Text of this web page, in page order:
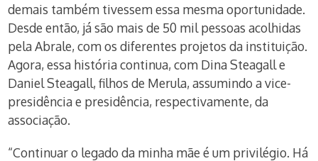
demais também tivessem essa mesma oportunidade.
Desde então, já são mais de 50 mil pessoas acolhidas
pela Abrale, com os diferentes projetos da instituição.
Agora, essa história continua, com Dina Steagall e
Daniel Steagall, filhos de Merula, assumindo a vice-
presidência e presidência, respectivamente, da
associação.
“Continuar o legado da minha mãe é um privilégio. Há